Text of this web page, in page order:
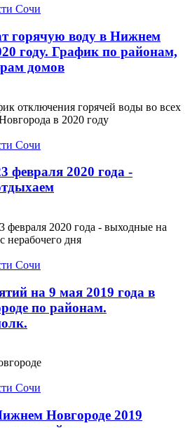
горячую воду в Нижнем
году. График по районам,
домов
отключения горячей воды во всех
в 2020 году
февраля 2020 года -
февраля 2020 года - выходные на
нерабочего дня
на 9 мая 2019 года в
по районам.
Новгороде 2019